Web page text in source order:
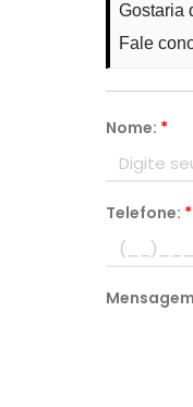
Gostaria
Fale
Nome: *
Telefone: *